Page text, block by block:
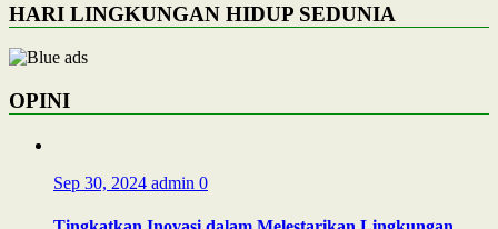
HARI LINGKUNGAN HIDUP SEDUNIA
OPINI
Sep 30, 2024 admin 0